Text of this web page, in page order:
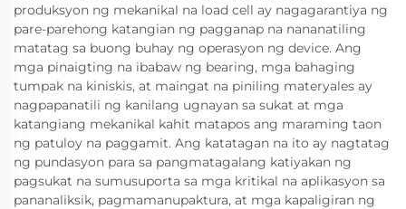
produksyon ng mekanikal na load cell ay nagagarantiya ng
pare-parehong katangian ng pagganap na nananatiling
matatag sa buong buhay ng operasyon ng device. Ang
mga pinaigting na ibabaw ng bearing, mga bahaging
tumpak na kiniskis, at maingat na piniling materyales ay
nagpapanatili ng kanilang ugnayan sa sukat at mga
katangiang mekanikal kahit matapos ang maraming taon
ng patuloy na paggamit. Ang katatagan na ito ay nagtatag
ng pundasyon para sa pangmatagalang katiyakan ng
pagsukat na sumusuporta sa mga kritikal na aplikasyon sa
pananaliksik, pagmamanupaktura, at mga kapaligiran ng